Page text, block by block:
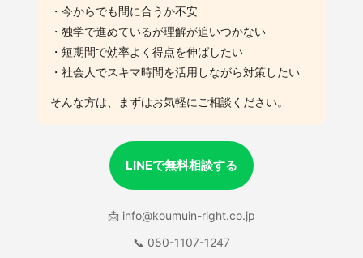
・今からでも間に合うか不安
・独学で進めているが理解が追いつかない
・短期間で効率よく得点を伸ばしたい
・社会人でスキマ時間を活用しながら対策したい
そんな方は、まずはお気軽にご相談ください。
LINEで無料相談する
📩 info@koumuin-right.co.jp
📞 050-1107-1247